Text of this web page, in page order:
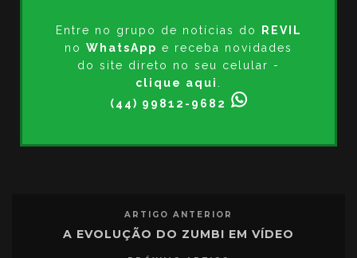
Entre no grupo de notícias do
REVIL
no WhatsApp e receba novidades
do site direto no seu celular -
clique aqui
(44) 99812-9682
ARTIGO ANTERIOR
A EVOLUÇÃO DO ZUMBI EM VÍDEO